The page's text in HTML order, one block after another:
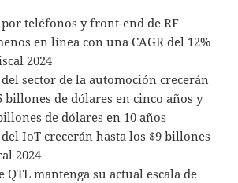
teléfonos y front-end de RF
en línea con una CAGR del 12%
2024
sector de la automoción crecerán
billones de dólares en cinco años y
de dólares en 10 años
IoT crecerán hasta los $9 billones
2024
QTL mantenga su actual escala de